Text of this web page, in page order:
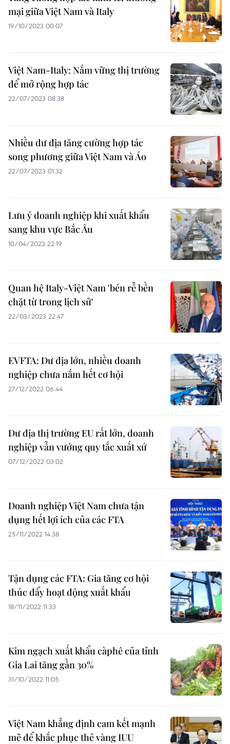
mại giữa Việt Nam và Italy
19/10/2023 00:07
Việt Nam-Italy: Nắm vững thị trường
để mở rộng hợp tác
22/07/2023 08:38
Nhiều dư địa tăng cường hợp tác
song phương giữa Việt Nam và Áo
22/07/2023 01:32
Lưu ý doanh nghiệp khi xuất khẩu
sang khu vực Bắc Âu
10/04/2023 22:19
Quan hệ Italy-Việt Nam 'bén rễ bền
chặt từ trong lịch sử'
22/03/2023 22:47
EVFTA: Dư địa lớn, nhiều doanh
nghiệp chưa nắm hết cơ hội
27/12/2022 06:44
Dư địa thị trường EU rất lớn, doanh
nghiệp vẫn vướng quy tắc xuất xứ
07/12/2022 03:02
Doanh nghiệp Việt Nam chưa tận
dụng hết lợi ích của các FTA
25/11/2022 14:38
Tận dụng các FTA: Gia tăng cơ hội
thúc đẩy hoạt động xuất khẩu
18/11/2022 11:33
Kim ngạch xuất khẩu càphê của tỉnh
Gia Lai tăng gần 30%
31/10/2022 11:05
Việt Nam khẳng định cam kết mạnh
mẽ để khắc phục thẻ vàng IUU